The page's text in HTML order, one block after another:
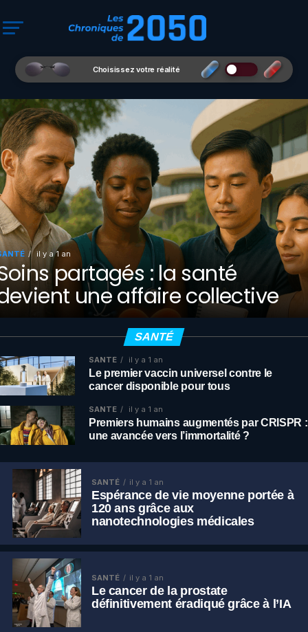
Choisissez votre réalité
il y a 1 an
partagés : la santé
une affaire collective
SANTÉ
SANTÉ il y a 1 an
Le premier vaccin universel contre le
cancer disponible pour tous
SANTÉ il y a 1 an
Premiers humains augmentés par CRISPR :
une avancée vers l’immortalité ?
SANTÉ il y a 1 an
Espérance de vie moyenne portée à
120 ans grâce aux
nanotechnologies médicales
SANTÉ il y a 1 an
Le cancer de la prostate
définitivement éradiqué grâce à l’IA